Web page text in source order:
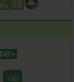
地図